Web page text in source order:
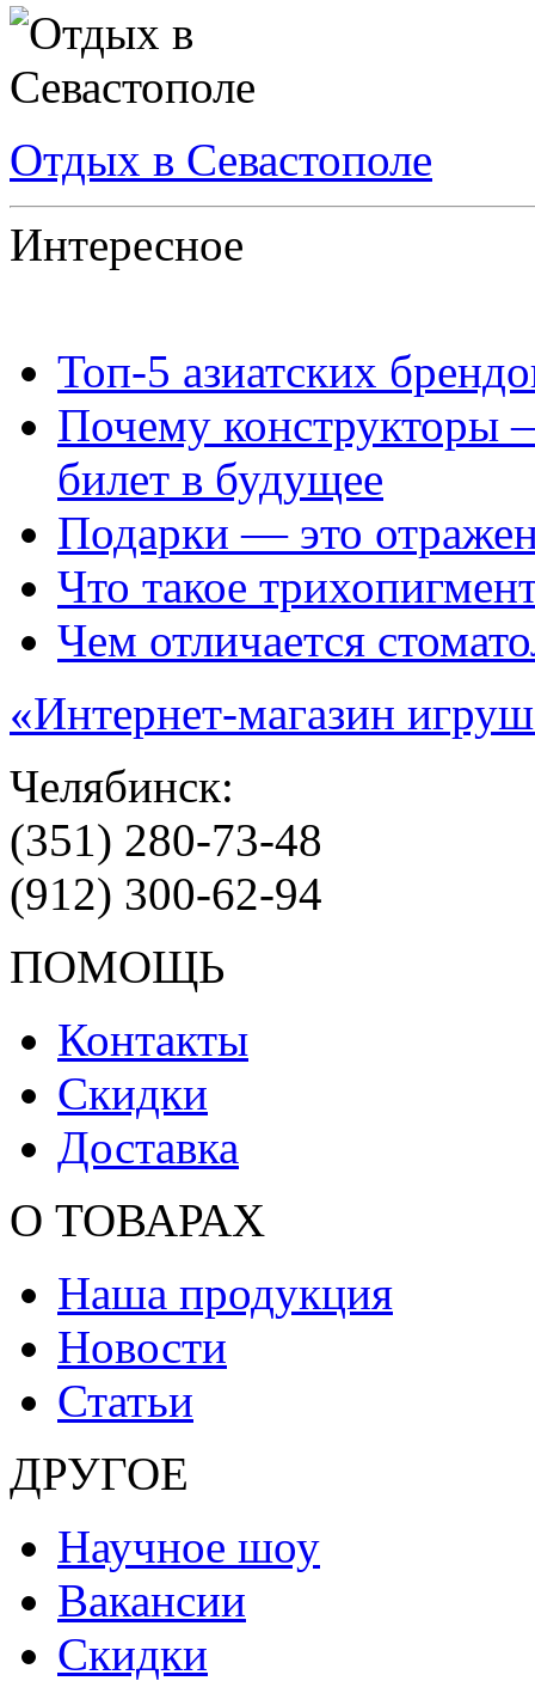
Отдых в Севастополе
Интересное
Топ‑5 азиатских
Почему конструкторы
билет в будущее
Подарки — это
Что такое
Чем отличается
«Интернет-магазин
Челябинск:
(351) 280-73-48
(912) 300-62-94
ПОМОЩЬ
Контакты
Скидки
Доставка
О ТОВАРАХ
Наша продукция
Новости
Статьи
ДРУГОЕ
Научное шоу
Вакансии
Скидки